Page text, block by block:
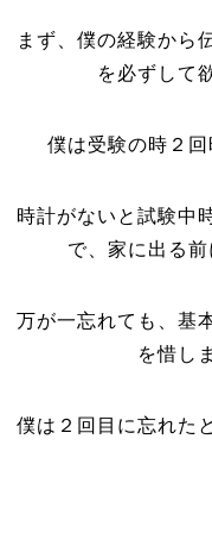
まず、僕の経験から
を必ずして
僕は受験の時２回
時計がないと試験中
で、家に出る前
万が一忘れても、基
を惜し
僕は２回目に忘れた